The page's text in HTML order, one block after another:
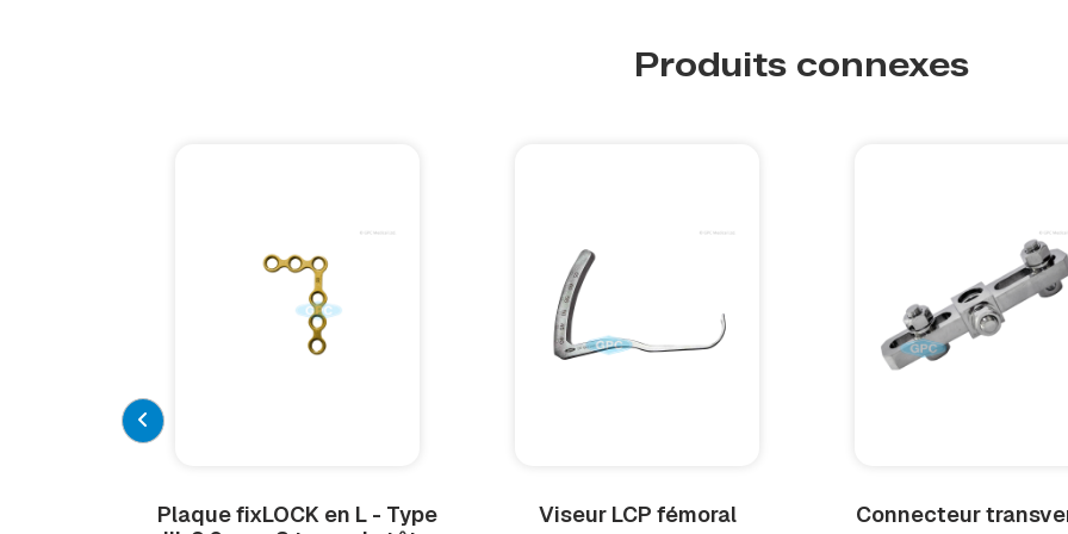
Produits connexes
Plaque fixLOCK en L - Type
Viseur LCP fémoral Connecteur